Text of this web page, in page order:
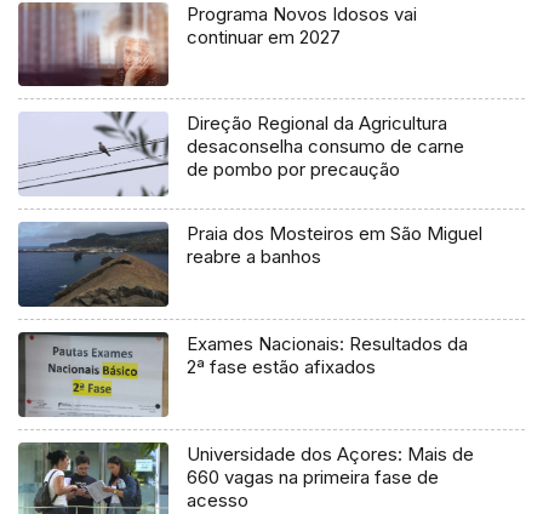
Programa Novos Idosos vai
continuar em 2027
Direção Regional da Agricultura
desaconselha consumo de carne
de pombo por precaução
Praia dos Mosteiros em São Miguel
reabre a banhos
Exames Nacionais: Resultados da
2ª fase estão afixados
Universidade dos Açores: Mais de
660 vagas na primeira fase de
acesso